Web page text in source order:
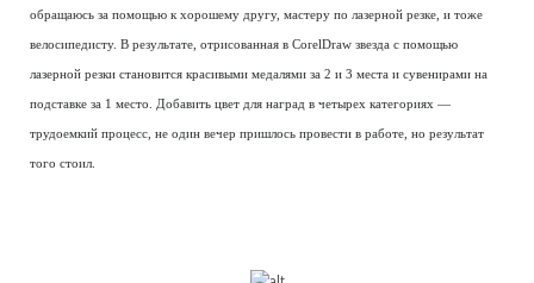
обращаюсь за помощью к хорошему другу, мастеру по лазерной резке, и тоже
велосипедисту. В результате, отрисованная в CorelDraw звезда с помощью
лазерной резки становится красивыми медалями за 2 и 3 места и сувенирами на
подставке за 1 место. Добавить цвет для наград в четырех категориях —
трудоемкий процесс, не один вечер пришлось провести в работе, но результат
того стоил.